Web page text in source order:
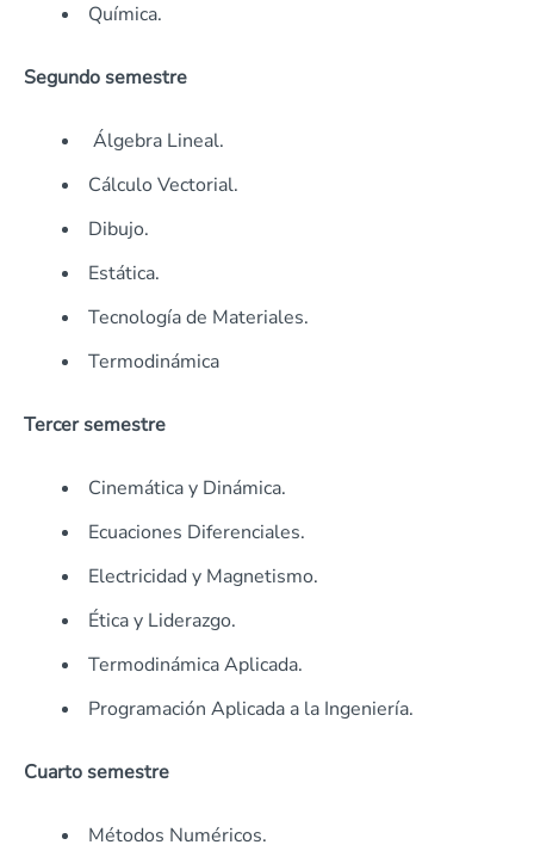
Química.
Segundo semestre
Álgebra Lineal.
Cálculo Vectorial.
Dibujo.
Estática.
Tecnología de Materiales.
Termodinámica
Tercer semestre
Cinemática y Dinámica.
Ecuaciones Diferenciales.
Electricidad y Magnetismo.
Ética y Liderazgo.
Termodinámica Aplicada.
Programación Aplicada a la Ingeniería.
Cuarto semestre
Métodos Numéricos.